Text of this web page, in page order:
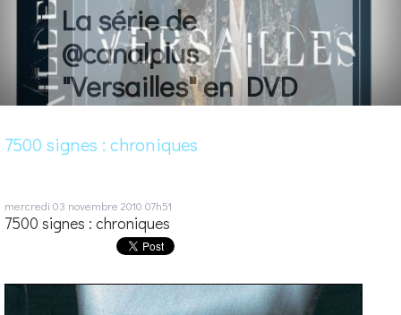
La série de
@canalplus
"Versailles" en DVD
7500 signes : chroniques
mercredi 03 novembre 2010 07h51
7500 signes : chroniques